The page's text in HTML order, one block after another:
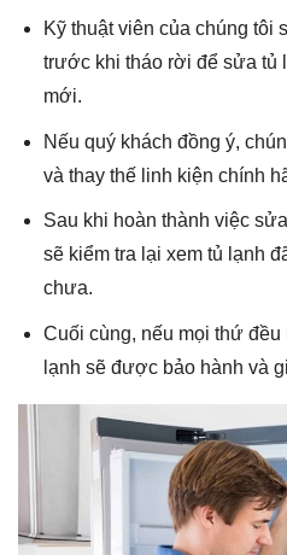
Kỹ thuật viên của chúng tôi
trước khi tháo rời để sửa tủ
mới.
Nếu quý khách đồng ý,
và thay thế linh kiện chính
Sau khi hoàn thành việc
sẽ kiểm tra lại xem tủ lạnh
chưa.
Cuối cùng, nếu mọi thứ
lạnh sẽ được bảo hành và